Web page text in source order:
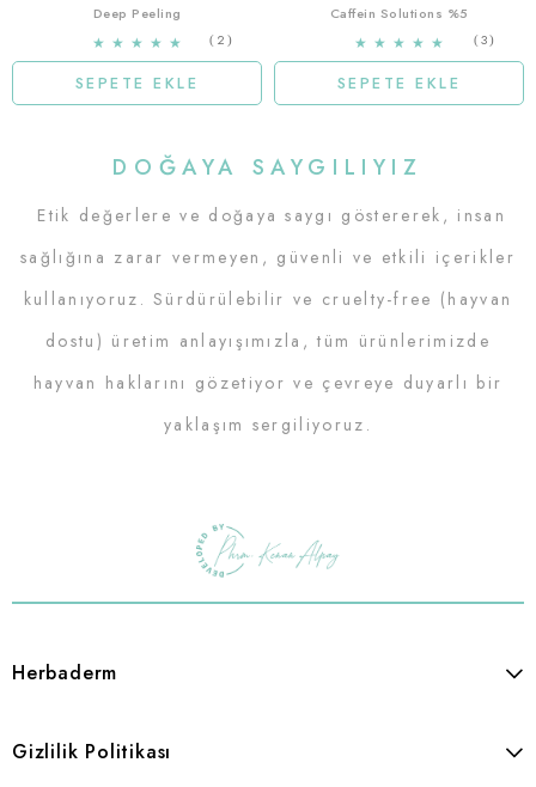
2
Deep Peeling
★ ★ ★ ★ ★
SEPETE EKLE
3
Caffein Solutions %5
★ ★ ★ ★ ★
SEPETE EKLE
DOĞAYA SAYGILIYIZ
Etik değerlere ve doğaya saygı göstererek, insan
sağlığına zarar vermeyen, güvenli ve etkili içerikler
kullanıyoruz. Sürdürülebilir ve cruelty-free (hayvan
dostu) üretim anlayışımızla, tüm ürünlerimizde
hayvan haklarını gözetiyor ve çevreye duyarlı bir
yaklaşım sergiliyoruz.
Herbaderm
Gizlilik Politikası